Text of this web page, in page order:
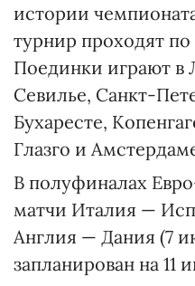
истории
турнир проходят
Поединки играют
Севилье, Санкт-
Бухаресте,
Глазго и
В полуфиналах
матчи Италия —
Англия — Дания (7
запланирован на 11